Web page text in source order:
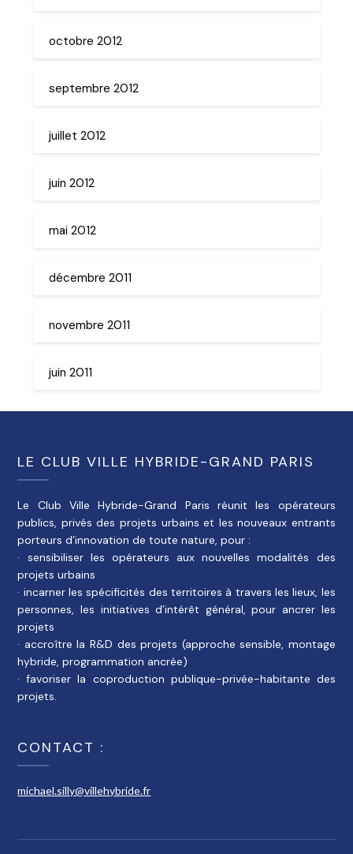
octobre 2012
septembre 2012
juillet 2012
juin 2012
mai 2012
décembre 2011
novembre 2011
juin 2011
LE CLUB VILLE HYBRIDE-GRAND PARIS
Le Club Ville Hybride-Grand Paris réunit les opérateurs
publics, privés des projets urbains et les nouveaux entrants
porteurs d’innovation de toute nature, pour :
· sensibiliser les opérateurs aux nouvelles modalités des
projets urbains
· incarner les spécificités des territoires à travers les lieux, les
personnes, les initiatives d’intérêt général, pour ancrer les
projets
· accroître la R&D des projets (approche sensible, montage
hybride, programmation ancrée)
· favoriser la coproduction publique-privée-habitante des
projets.
CONTACT :
michael.silly@villehybride.fr